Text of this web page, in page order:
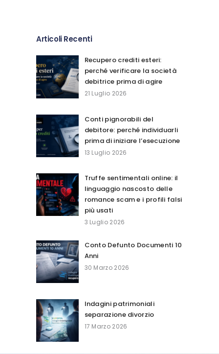
Articoli Recenti
Recupero crediti esteri:
perché verificare la società
debitrice prima di agire
21 Luglio 2026
Conti pignorabili del
debitore: perché individuarli
prima di iniziare l’esecuzione
13 Luglio 2026
Truffe sentimentali online: il
linguaggio nascosto delle
romance scam e i profili falsi
più usati
3 Luglio 2026
Conto Defunto Documenti 10
Anni
30 Marzo 2026
Indagini patrimoniali
separazione divorzio
17 Marzo 2026